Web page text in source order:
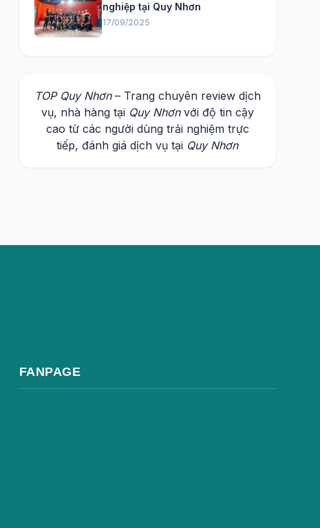
nghiệp tại Quy Nhơn
17/09/2025
TOP Quy Nhơn– Trang chuyên review dịch
vụ, nhà hàng tại Quy Nhơnvới độ tin cậy
cao từ các người dùng trải nghiệm trực
tiếp, đánh giá dịch vụ tại Quy Nhơn
FANPAGE